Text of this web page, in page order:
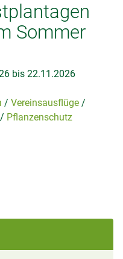
Sommer
bis 22.11.2026
Vereinsausflüge
Pflanzenschutz